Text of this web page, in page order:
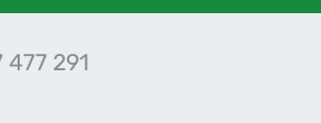
291